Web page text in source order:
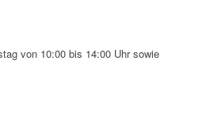
von 10:00 bis 14:00 Uhr sowie